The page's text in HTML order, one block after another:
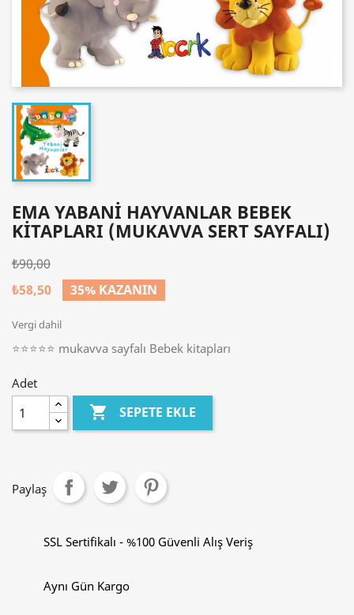
EMA YABANI HAYVANLAR BEBEK
KITAPLARI (MUKAVVA SERT SAYFALI)
₺90,00
₺58,50
35% KAZANIN
Vergi dahil
⭐⭐⭐⭐⭐ mukavva sayfalı Bebek kitapları
Adet
 SEPETE EKLE
Paylaş
SSL Sertifikalı - %100 Güvenli Alış Veriş
Aynı Gün Kargo